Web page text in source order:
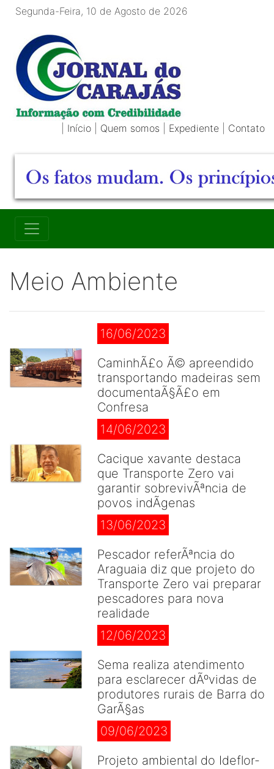
Segunda-Feira, 10 de Agosto de 2026
Início Quem somos Expediente Contato
Meio Ambiente
16/06/2023
CaminhÃ£o Ã© apreendido
transportando madeiras sem
documentaÃ§Ã£o em
Confresa
14/06/2023
Cacique xavante destaca
que Transporte Zero vai
garantir sobrevivÃªncia de
povos indÃ­genas
13/06/2023
Pescador referÃªncia do
Araguaia diz que projeto do
Transporte Zero vai preparar
pescadores para nova
realidade
12/06/2023
Sema realiza atendimento
para esclarecer dÃºvidas de
produtores rurais de Barra do
GarÃ§as
09/06/2023
Projeto ambiental do Ideflor-